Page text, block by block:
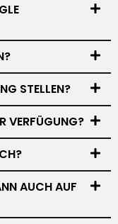
STELLEN?
VERFÜGUNG?
AUCH AUF